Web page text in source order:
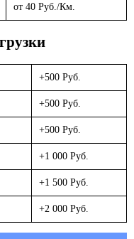
от 40 Руб./Км.
+500 Руб.
+500 Руб.
+500 Руб.
+1 000 Руб.
+1 500 Руб.
+2 000 Руб.